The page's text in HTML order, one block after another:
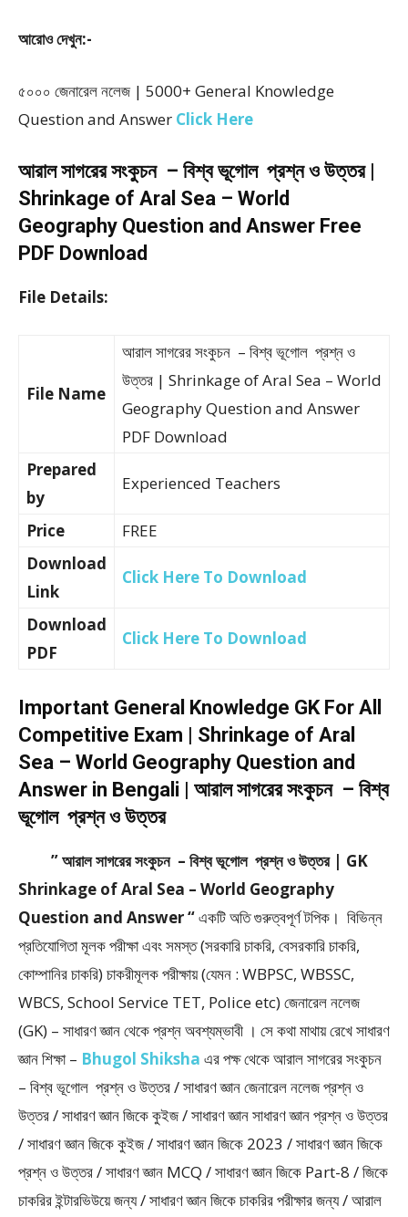
আরোও দেখুন:-
৫০০০ জেনারেল নলেজ | 5000+ General Knowledge
Question and Answer Click Here
আরাল সাগরের সংকুচন – বিশ্ব ভূগোল প্রশ্ন ও উত্তর |
Shrinkage of Aral Sea – World
Geography Question and Answer Free
PDF Download
File Details:
File Name
আরাল সাগরের সংকুচন – বিশ্ব ভূগোল প্রশ্ন ও
উত্তর | Shrinkage of Aral Sea – World
Geography Question and Answer
PDF Download
Prepared
by
Experienced Teachers
Price
FREE
Download
Link
Click Here To Download
Download
PDF
Click Here To Download
Important General Knowledge GK For All
Competitive Exam | Shrinkage of Aral
Sea – World Geography Question and
Answer in Bengali | আরাল সাগরের সংকুচন – বিশ্ব
ভূগোল প্রশ্ন ও উত্তর
” আরাল সাগরের সংকুচন – বিশ্ব ভূগোল প্রশ্ন ও উত্তর | GK
Shrinkage of Aral Sea – World Geography
Question and Answer “একটি অতি গুরুত্বপূর্ণ টপিক। বিভিন্ন
প্রতিযোগিতা মূলক পরীক্ষা এবং সমস্ত (সরকারি চাকরি, বেসরকারি চাকরি,
কোম্পানির চাকরি) চাকরীমূলক পরীক্ষায় (যেমন : WBPSC, WBSSC,
WBCS, School Service TET, Police etc) জেনারেল নলেজ
(GK) – সাধারণ জ্ঞান থেকে প্রশ্ন অবশ্যম্ভাবী । সে কথা মাথায় রেখে সাধারণ
জ্ঞান শিক্ষা – Bhugol Shiksha এর পক্ষ থেকে আরাল সাগরের সংকুচন
– বিশ্ব ভূগোল প্রশ্ন ও উত্তর / সাধারণ জ্ঞান জেনারেল নলেজ প্রশ্ন ও
উত্তর / সাধারণ জ্ঞান জিকে কুইজ / সাধারণ জ্ঞান সাধারণ জ্ঞান প্রশ্ন ও উত্তর
/ সাধারণ জ্ঞান জিকে কুইজ / সাধারণ জ্ঞান জিকে 2023 / সাধারণ জ্ঞান জিকে
প্রশ্ন ও উত্তর / সাধারণ জ্ঞান MCQ / সাধারণ জ্ঞান জিকে Part-8 / জিকে
চাকরির ইন্টারভিউয়ে জন্য / সাধারণ জ্ঞান জিকে চাকরির পরীক্ষার জন্য / আরাল